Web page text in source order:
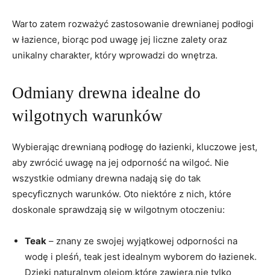
Warto zatem ‍rozważyć zastosowanie drewnianej podłogi
⁢w⁤ łazience, ⁢biorąc pod⁤ uwagę jej liczne ⁣zalety oraz
unikalny charakter, który‌ wprowadzi do‍ wnętrza.
Odmiany ⁤drewna idealne do
wilgotnych warunków
Wybierając drewnianą‍ podłogę ​do⁢ łazienki, kluczowe jest,
⁤aby zwrócić​ uwagę na jej odporność na⁣ wilgoć. Nie
wszystkie ⁣odmiany drewna nadają się do tak
specyficznych warunków. Oto niektóre z nich, które
doskonale sprawdzają ⁣się w wilgotnym otoczeniu:
Teak – znany ze ⁤swojej wyjątkowej odporności na
wodę i pleśń, teak jest ‍idealnym wyborem ⁢do łazienek.
Dzięki naturalnym olejom,które zawiera,nie tylko